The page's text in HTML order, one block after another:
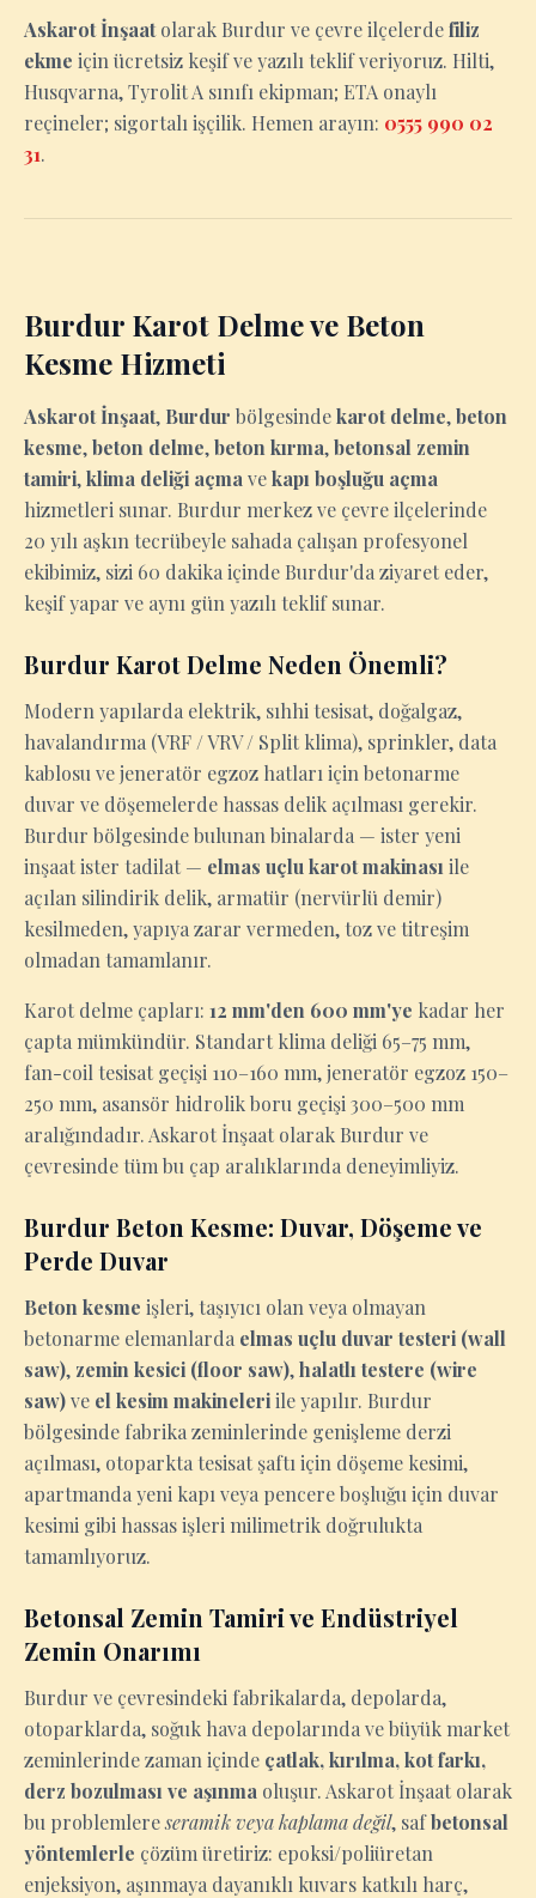
Askarot İnşaatolarak Burdur ve çevre ilçelerdefiliz
ekme için ücretsiz keşif ve yazılı teklif veriyoruz. Hilti,
Husqvarna, Tyrolit A sınıfı ekipman; ETA onaylı
reçineler; sigortalı işçilik. Hemen arayın: 0555 990 02
31.
Burdur Karot Delme ve Beton
Kesme Hizmeti
Askarot İnşaat, Burdur bölgesindekarot delme,beton
kesme,beton delme,beton kırma,betonsal zemin
tamiri,klima deliği açma vekapı boşluğu açma
hizmetleri sunar. Burdur merkez ve çevre ilçelerinde
20 yılı aşkın tecrübeyle sahada çalışan profesyonel
ekibimiz, sizi 60 dakika içinde Burdur'da ziyaret eder,
keşif yapar ve aynı gün yazılı teklif sunar.
Burdur Karot Delme Neden Önemli?
Modern yapılarda elektrik, sıhhi tesisat, doğalgaz,
havalandırma (VRF / VRV / Split klima), sprinkler, data
kablosu ve jeneratör egzoz hatları için betonarme
duvar ve döşemelerde hassas delik açılması gerekir.
Burdur bölgesinde bulunan binalarda — ister yeni
inşaat ister tadilat — elmas uçlu karot makinası ile
açılan silindirik delik, armatür (nervürlü demir)
kesilmeden, yapıya zarar vermeden, toz ve titreşim
olmadan tamamlanır.
Karot delme çapları: 12 mm'den 600 mm'ye kadar her
çapta mümkündür. Standart klima deliği 65–75 mm,
fan-coil tesisat geçişi 110–160 mm, jeneratör egzoz 150–
250 mm, asansör hidrolik boru geçişi 300–500 mm
aralığındadır. Askarot İnşaat olarak Burdur ve
çevresinde tüm bu çap aralıklarında deneyimliyiz.
Burdur Beton Kesme: Duvar, Döşeme ve
Perde Duvar
Beton kesme işleri, taşıyıcı olan veya olmayan
betonarme elemanlarda elmas uçlu duvar testeri (wall
saw), zemin kesici (floor saw),halatlı testere (wire
saw)ve el kesim makineleriile yapılır. Burdur
bölgesinde fabrika zeminlerinde genişleme derzi
açılması, otoparkta tesisat şaftı için döşeme kesimi,
apartmanda yeni kapı veya pencere boşluğu için duvar
kesimi gibi hassas işleri milimetrik doğrulukta
tamamlıyoruz.
Betonsal Zemin Tamiri ve Endüstriyel
Zemin Onarımı
Burdur ve çevresindeki fabrikalarda, depolarda,
otoparklarda, soğuk hava depolarında ve büyük market
zeminlerinde zaman içinde çatlak, kırılma, kot farkı,
derz bozulması ve aşınma oluşur. Askarot İnşaat olarak
bu problemlereseramik veya kaplama değil, safbetonsal
yöntemlerle çözüm üretiriz: epoksi/poliüretan
enjeksiyon, aşınmaya dayanıklı kuvars katkılı harç,